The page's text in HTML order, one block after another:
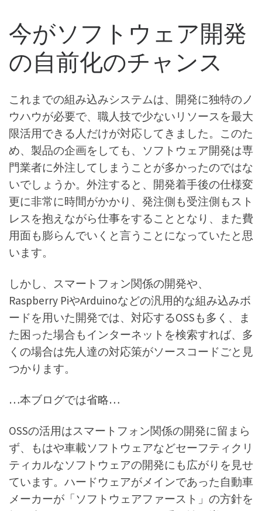
今がソフトウェア開発
の自前化のチャンス
これまでの組み込みシステムは、開発に独特のノ
ウハウが必要で、職人技で少ないリソースを最大
限活用できる人だけが対応してきました。このた
め、製品の企画をしても、ソフトウェア開発は専
門業者に外注してしまうことが多かったのではな
いでしょうか。外注すると、開発着手後の仕様変
更に非常に時間がかかり、発注側も受注側もスト
レスを抱えながら仕事をすることとなり、また費
用面も膨らんでいくと言うことになっていたと思
います。
しかし、スマートフォン関係の開発や、
Raspberry PiやArduinoなどの汎用的な組み込みボ
ードを用いた開発では、対応するOSSも多く、ま
た困った場合もインターネットを検索すれば、多
くの場合は先人達の対応策がソースコードごと見
つかります。
…本ブログでは省略…
OSSの活用はスマートフォン関係の開発に留まら
ず、もはや車載ソフトウェアなどセーフティクリ
ティカルなソフトウェアの開発にも広がりを見せ
ています。ハードウェアがメインであった自動車
メーカーが「ソフトウェアファースト」の方針を